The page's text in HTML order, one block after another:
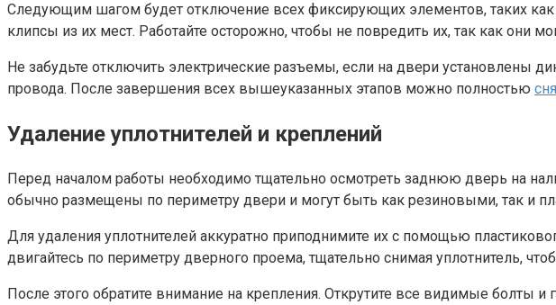
Следующим шагом будет отключение всех фиксирующих элементов, таких как
клипсы из их мест. Работайте осторожно, чтобы не повредить их, так как они
Не забудьте отключить электрические разъемы, если на двери установлены
провода. После завершения всех вышеуказанных этапов можно полностью
Удаление уплотнителей и креплений
Перед началом работы необходимо тщательно осмотреть заднюю дверь на
обычно размещены по периметру двери и могут быть как резиновыми, так и
Для удаления уплотнителей аккуратно приподнимите их с помощью
двигайтесь по периметру дверного проема, тщательно снимая уплотнитель,
После этого обратите внимание на крепления. Открутите все видимые